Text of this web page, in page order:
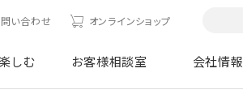
い合わせ オンラインショップ
しむ お客様相談室 会社情報